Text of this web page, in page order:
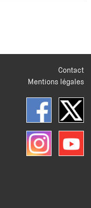
Contact
Mentions légales